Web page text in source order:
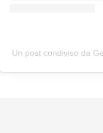
Un post condiviso da